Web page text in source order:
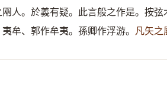
人。於義有疑。此言般之作是。按弦
牟、郭作牟夷。孫卿作浮游。 凡矢之